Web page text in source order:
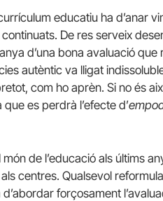
educatiu ha d’anar
De res serveix
d’una bona avaluació
autèntic va lligat
com ho aprèn. Si no és
es perdrà l’efecte d’
de l’educació als últims
centres. Qualsevol
forçosament